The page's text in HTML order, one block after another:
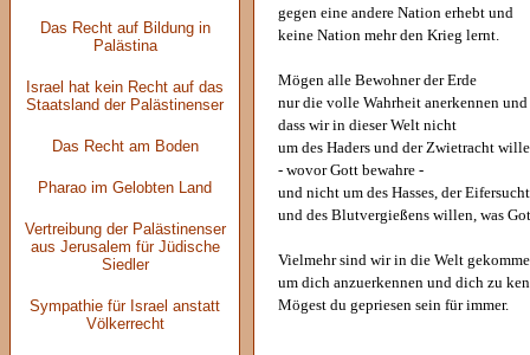
Das Recht auf Bildung in
Palästina
Israel hat kein Recht auf das
Staatsland der Palästinenser
Das Recht am Boden
Pharao im Gelobten Land
Vertreibung der Palästinenser
aus Jerusalem für Jüdische
Siedler
Sympathie für Israel anstatt
Völkerrecht
gegen eine andere Nation erhebt und
keine Nation mehr den Krieg lernt.
Mögen alle Bewohner der Erde
nur die volle Wahrheit anerkennen und
dass wir in dieser Welt nicht
um des Haders und der Zwietracht
- wovor Gott bewahre -
und nicht um des Hasses, der
und des Blutvergießens willen, was
Vielmehr sind wir in die Welt
um dich anzuerkennen und dich zu
Mögest du gepriesen sein für immer.